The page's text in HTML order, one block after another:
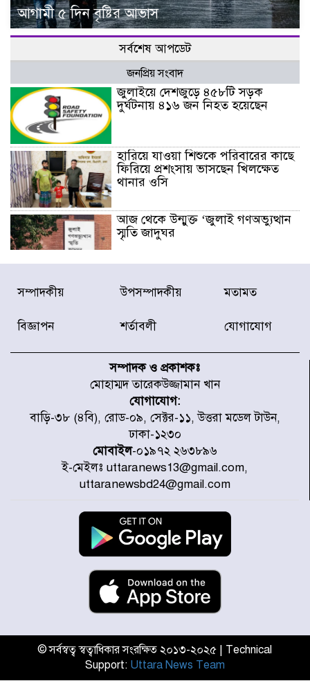
আগামী ৫ দিন বৃষ্টির আভাস
সর্বশেষ আপডেট
জনপ্রিয় সংবাদ
জুলাইয়ে দেশজুড়ে ৪৫৮টি সড়ক
দুর্ঘটনায় ৪১৬ জন নিহত হয়েছেন
হারিয়ে যাওয়া শিশুকে পরিবারের কাছে
ফিরিয়ে প্রশংসায় ভাসছেন খিলক্ষেত
থানার ওসি
আজ থেকে উন্মুক্ত ‘জুলাই গণঅভ্যুত্থান
স্মৃতি জাদুঘর
রাজধানীর উত্তরা আঞ্চলিক পাসপোর্ট
অফিসের সামনে দালাল চক্রের ১৩ জন
করেছে র‌্যাব-১
চূড়ান্ত পর্যায়ে : ইরান
প্রত্যেক অপরাধীর বিচার এ দেশেই
হবে, সে যত শক্তিশালীই হোক না কেন,
চট্টগ্রামে জুলাই গণঅভ্যুত্থান দিবসে
প্রতিমন্ত্রী মীর হেলাল
আগামী ৫ দিন বৃষ্টির আভাস
হাসিনার বক্তব্য প্রচারে ভারতের সমর্থন
জুলাই গণঅভ্যুত্থানে আহত যোদ্ধা
মিতুর খোঁজ নিলেন প্রধানমন্ত্রী
উত্তরায় জুলাই গণঅভ্যুত্থানের ৯২
শহীদের তালিকা প্রকাশ করল JRA
সম্পাদকীয় উপসম্পাদকীয় মতামত
বিজ্ঞাপন শর্তাবলী যোগাযোগ
সম্পাদক ও প্রকাশকঃ
মোহাম্মদ তারেকউজ্জামান খান
যোগাযোগ:
বাড়ি-৩৮ (৪বি), রোড-০৯, সেক্টর-১১, উত্তরা মডেল টাউন,
ঢাকা-১২৩০
মোবাইল-০১৯৭২ ২৬৩৮৯৬
ই-মেইলঃ uttaranews13@gmail.com,
uttaranewsbd24@gmail.com
© সর্বস্বত্ব স্বত্বাধিকার সংরক্ষিত ২০১৩-২০২৫ | Technical
Support: Uttara News Team